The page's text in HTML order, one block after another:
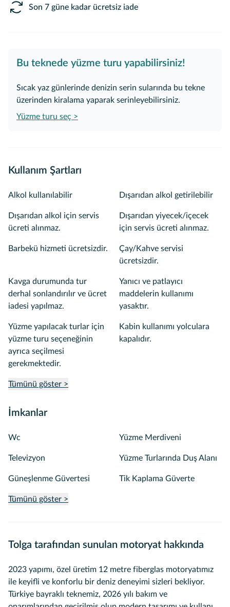
Son 7 güne kadar ücretsiz iade
Bu teknede yüzme turu yapabilirsiniz!
Sıcak yaz günlerinde denizin serin sularında bu tekne
üzerinden kiralama yaparak serinleyebilirsiniz.
Yüzme turu seç >
Kullanım Şartları
Alkol kullanılabilir Dışarıdan alkol getirilebilir
Dışarıdan alkol için servis
ücreti alınmaz.
Dışarıdan yiyecek/içecek
için servis ücreti alınmaz.
Barbekü hizmeti ücretsizdir.
Çay/Kahve servisi
ücretsizdir.
Kavga durumunda tur
derhal sonlandırılır ve ücret
iadesi yapılmaz.
Yanıcı ve patlayıcı
maddelerin kullanımı
yasaktır.
Yüzme yapılacak turlar için
yüzme turu seçeneğinin
ayrıca seçilmesi
gerekmektedir.
Kabin kullanımı yolculara
kapalıdır.
Tümünü göster >
İmkanlar
Wc Yüzme Merdiveni
Televizyon Yüzme Turlarında Duş Alanı
Güneşlenme Güvertesi Tik Kaplama Güverte
Tümünü göster >
Tolga tarafından sunulan motoryat hakkında
2023 yapımı, özel üretim 12 metre fiberglas motoryatımız
ile keyifli ve konforlu bir deniz deneyimi sizleri bekliyor.
Türkiye bayraklı teknemiz, 2026 yılı bakım ve